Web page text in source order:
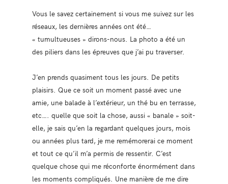
Vous le savez certainement si vous me suivez sur les
réseaux, les dernières années ont été…
« tumultueuses » dirons-nous. La photo a été un
des piliers dans les épreuves que j’ai pu traverser.
J’en prends quasiment tous les jours. De petits
plaisirs. Que ce soit un moment passé avec une
amie, une balade à l’extérieur, un thé bu en terrasse,
etc…. quelle que soit la chose, aussi « banale » soit-
elle, je sais qu’en la regardant quelques jours, mois
ou années plus tard, je me remémorerai ce moment
et tout ce qu’il m’a permis de ressentir. C’est
quelque chose qui me réconforte énormément dans
les moments compliqués. Une manière de me dire